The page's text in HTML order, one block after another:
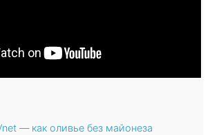
— как оливье без майонеза